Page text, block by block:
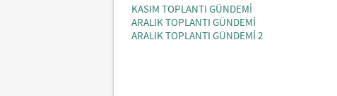
KASIM TOPLANTI GÜNDEMİ
ARALIK TOPLANTI GÜNDEMİ
ARALIK TOPLANTI GÜNDEMİ 2